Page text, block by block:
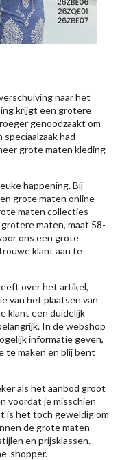
naar het
krijgt een grotere
genoodzaakt om
had
grote maten kleding
happening. Bij
grote maten online
maten collecties
maten, maat 58-
ons een grote
klant aan te
over het artikel,
van het plaatsen van
klant een duidelijk
In de webshop
informatie geven,
te maken en blij bent
als het aanbod groot
voordat je misschien
is het toch geweldig om
de grote maten
en prijsklassen.
shopper.